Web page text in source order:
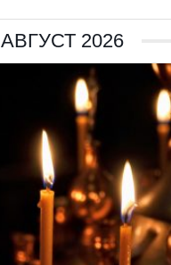
АВГУСТ 2026